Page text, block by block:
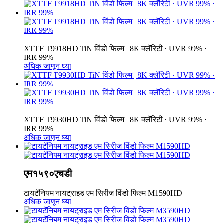
XTTF T9918HD TiN विंडो फिल्म | 8K क्लॅरिटी · UVR 99% ·
IRR 99%
अधिक जाणून घ्या
XTTF T9930HD TiN विंडो फिल्म | 8K क्लॅरिटी · UVR 99% ·
IRR 99%
अधिक जाणून घ्या
एम१५९०एचडी
टायटॅनियम नायट्राइड एम सिरीज विंडो फिल्म M1590HD
अधिक जाणून घ्या